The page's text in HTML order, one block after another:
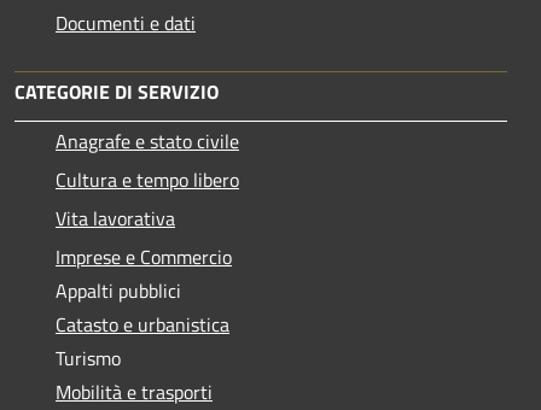
Documenti e dati
CATEGORIE DI SERVIZIO
Anagrafe e stato civile
Cultura e tempo libero
Vita lavorativa
Imprese e Commercio
Appalti pubblici
Catasto e urbanistica
Turismo
Mobilità e trasporti